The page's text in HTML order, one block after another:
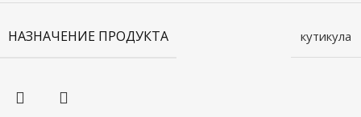
НАЗНАЧЕНИЕ ПРОДУКТА кутикула